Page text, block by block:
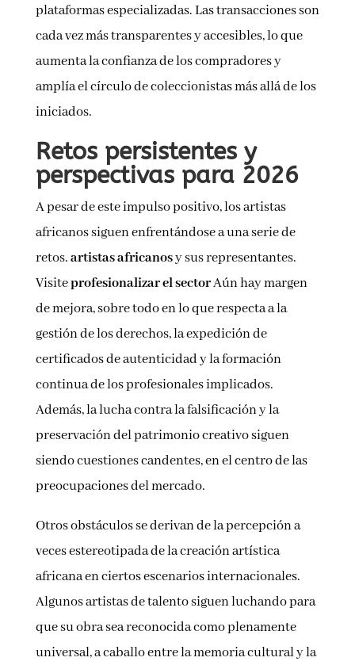
plataformas especializadas. Las transacciones son
cada vez más transparentes y accesibles, lo que
aumenta la confianza de los compradores y
amplía el círculo de coleccionistas más allá de los
iniciados.
Retos persistentes y
perspectivas para 2026
A pesar de este impulso positivo, los artistas
africanos siguen enfrentándose a una serie de
retos.artistas africanosy sus representantes.
Visiteprofesionalizar el sectorAún hay margen
de mejora, sobre todo en lo que respecta a la
gestión de los derechos, la expedición de
certificados de autenticidad y la formación
continua de los profesionales implicados.
Además, la lucha contra la falsificación y la
preservación del patrimonio creativo siguen
siendo cuestiones candentes, en el centro de las
preocupaciones del mercado.
Otros obstáculos se derivan de la percepción a
veces estereotipada de la creación artística
africana en ciertos escenarios internacionales.
Algunos artistas de talento siguen luchando para
que su obra sea reconocida como plenamente
universal, a caballo entre la memoria cultural y la